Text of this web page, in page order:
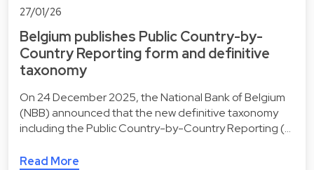
27/01/26
Belgium publishes Public Country-by-
Country Reporting form and definitive
taxonomy
On 24 December 2025, the National Bank of Belgium
(NBB) announced that the new definitive taxonomy
including the Public Country-by-Country Reporting (…
Read More